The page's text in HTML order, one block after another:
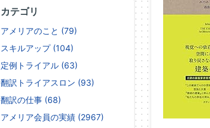
カテゴリ
アメリアのこと (79)
スキルアップ (104)
定例トライアル (63)
翻訳トライアスロン (93)
翻訳の仕事 (68)
アメリア会員の実績 (2967)